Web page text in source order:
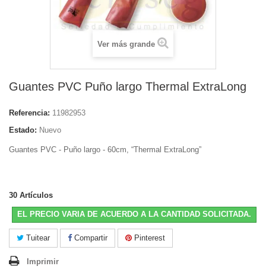
Ver más grande
Guantes PVC Puño largo Thermal ExtraLong
Referencia: 11982953
Estado: Nuevo
Guantes PVC - Puño largo - 60cm, “Thermal ExtraLong”
30 Artículos
EL PRECIO VARIA DE ACUERDO A LA CANTIDAD SOLICITADA.
Tuitear Compartir Pinterest
Imprimir